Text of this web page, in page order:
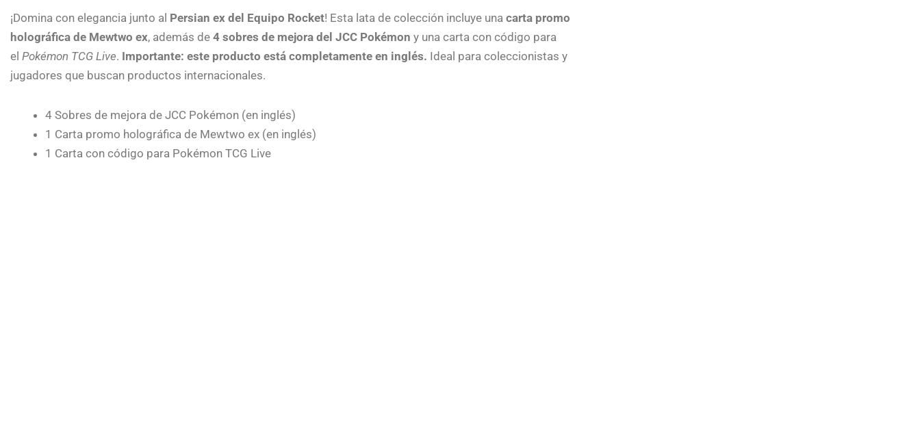
¡Domina con elegancia junto al Persian ex del Equipo Rocket! Esta lata de colección incluye una carta promo
holográfica de Mewtwo ex, además de 4 sobres de mejora del JCC Pokémon y una carta con código para
el Pokémon TCG Live. Importante: este producto está completamente en inglés. Ideal para coleccionistas y
jugadores que buscan productos internacionales.
4 Sobres de mejora de JCC Pokémon (en inglés)
1 Carta promo holográfica de Mewtwo ex (en inglés)
1 Carta con código para Pokémon TCG Live